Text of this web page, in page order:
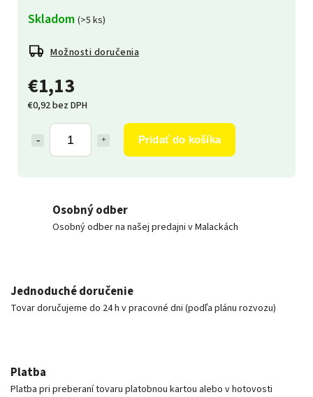
€1,13
€0,92 bez DPH
Pridať do košíka
Skladom (>5 ks)
Možnosti doručenia
Osobný odber
Osobný odber na našej predajni v Malackách
Jednoduché doručenie
Tovar doručujeme do 24 h v pracovné dni (podľa plánu rozvozu)
Platba
Platba pri preberaní tovaru platobnou kartou alebo v hotovosti